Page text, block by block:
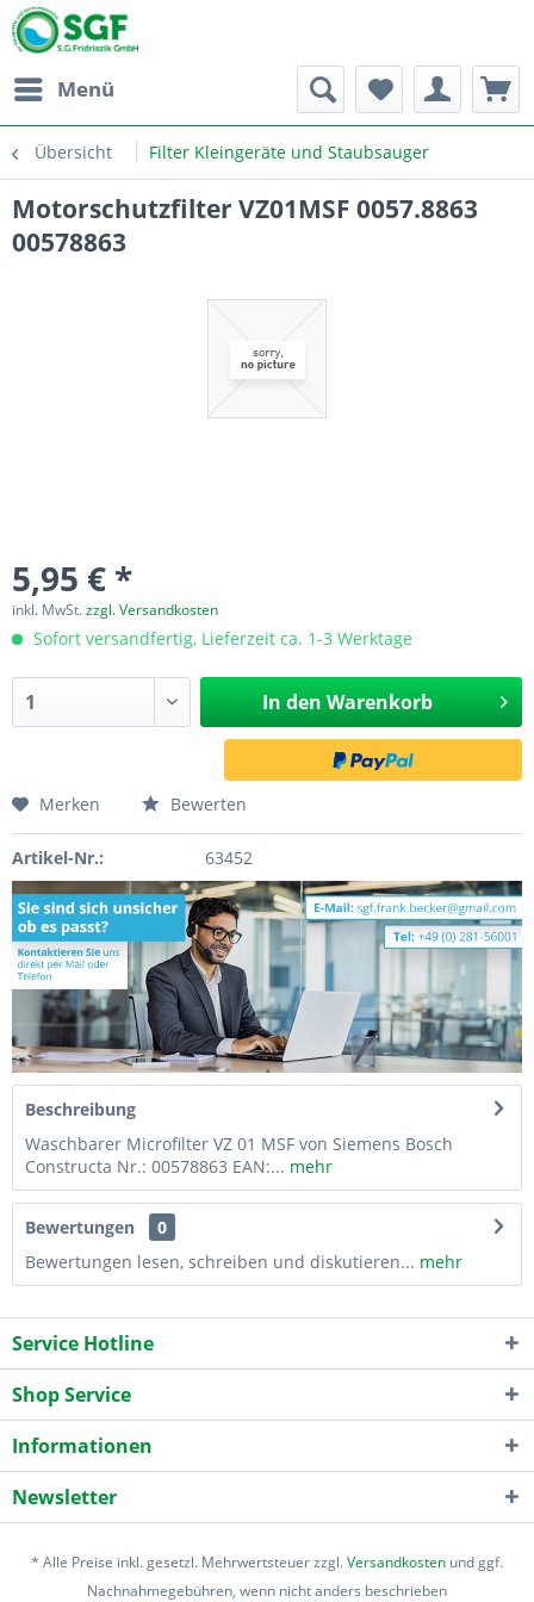
Menü
Übersicht Filter Kleingeräte und Staubsauger
Motorschutzfilter VZ01MSF 0057.8863
00578863
5,95 € *
inkl. MwSt.zzgl. Versandkosten
Sofort versandfertig, Lieferzeit ca. 1-3 Werktage
In den Warenkorb
Merken Bewerten
Artikel-Nr.: 63452
Beschreibung
Waschbarer Microfilter VZ 01 MSF von Siemens Bosch
Constructa Nr.: 00578863 EAN:... mehr
Bewertungen
0
Bewertungen lesen, schreiben und diskutieren... mehr
Service Hotline
Shop Service
Informationen
Newsletter
* Alle Preise inkl. gesetzl. Mehrwertsteuer zzgl.Versandkosten und ggf.
Nachnahmegebühren, wenn nicht anders beschrieben